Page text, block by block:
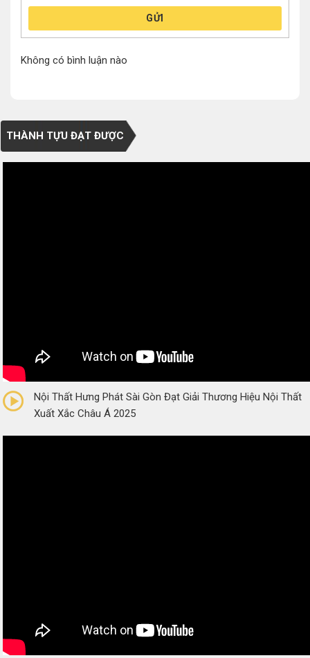
GỬI
Không có bình luận nào
THÀNH TỰU ĐẠT ĐƯỢC
(0 Reviews)
Nội Thất Hưng Phát Sài Gòn Đạt Giải Thương Hiệu Nội Thất
Xuất Xắc Châu Á 2025
(0 Reviews)